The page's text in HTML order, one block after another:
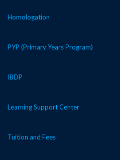
Homologation
PYP (Primary Years Program)
IBDP
Learning Support Center
Tuition and Fees